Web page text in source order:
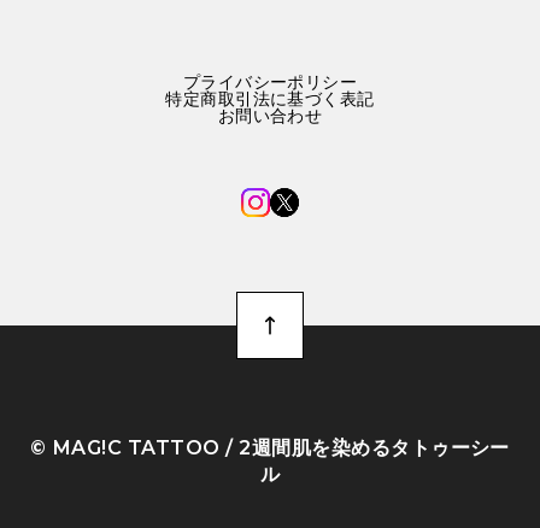
プライバシーポリシー
特定商取引法に基づく表記
お問い合わせ
©︎ MAG!C TATTOO / 2週間肌を染めるタトゥーシー
ル